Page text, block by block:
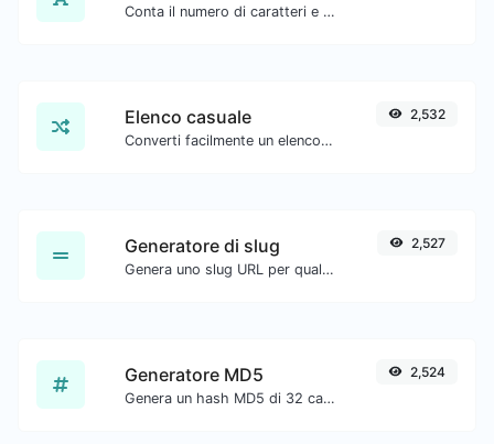
Conta il numero di caratteri e parole di un testo dato.
Elenco casuale
Converti facilmente un elenco di testo fornito in un elenco casuale.
2,532
Generatore di slug
Genera uno slug URL per qualsiasi input di stringa.
2,527
Generatore MD5
Genera un hash MD5 di 32 caratteri di lunghezza per qualsiasi input di stringa.
2,524